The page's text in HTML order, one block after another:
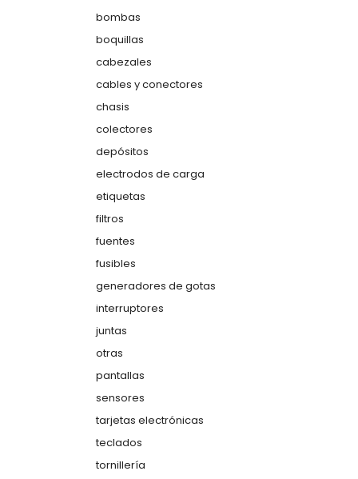
bombas
boquillas
cabezales
cables y conectores
chasis
colectores
depósitos
electrodos de carga
etiquetas
filtros
fuentes
fusibles
generadores de gotas
interruptores
juntas
otras
pantallas
sensores
tarjetas electrónicas
teclados
tornillería